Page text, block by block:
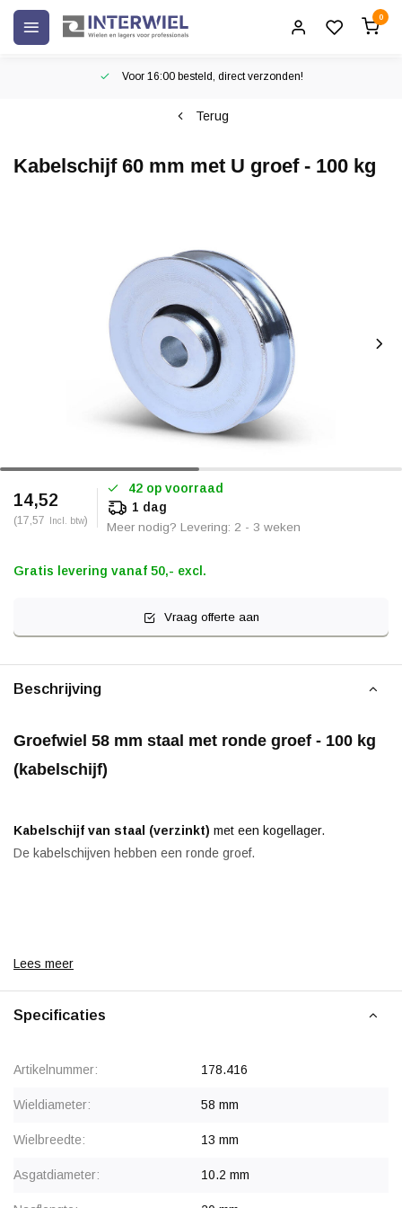
0
Voor 16:00 besteld, direct verzonden!
Terug
Kabelschijf 60 mm met U groef - 100 kg
14,52
(17,57 Incl. btw)
42 op voorraad
1 dag
Meer nodig? Levering: 2 - 3 weken
Gratis levering vanaf 50,- excl.
Vraag offerte aan
Beschrijving
Groefwiel 58 mm staal met ronde groef - 100 kg
(kabelschijf)
Kabelschijf van staal (verzinkt) met een kogellager.
De kabelschijven hebben een ronde groef.
voor een offerte
Vanaf 50 stuks prijs op aanvraag.
Lees meer
Specificaties
Artikelnummer: 178.416
Wieldiameter: 58 mm
Wielbreedte: 13 mm
Asgatdiameter: 10.2 mm